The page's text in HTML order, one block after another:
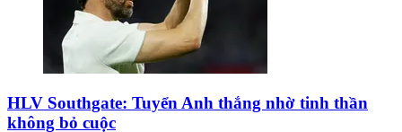
HLV Southgate: Tuyển Anh thắng nhờ tinh thần
không bỏ cuộc